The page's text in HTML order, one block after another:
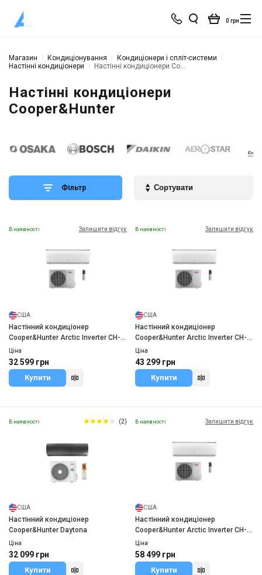
0 грн
Магазин Кондиціонування
Кондиціонери і спліт-системи
Настінні кондиціонери
Настінні кондиціонери Cooper&Hunter
Настінні кондиціонери
Cooper&Hunter
Фільтр
В наявності Залишити відгук
США
Настінний кондиціонер
Cooper&Hunter Arctic Inverter CH-
S12FTXLA2-NG
Ціна
32 599 грн
Купити
В наявності Залишити відгук
США
Настінний кондиціонер
Cooper&Hunter Arctic Inverter CH-
S18FTXLA2-NG WI-FI R32
Ціна
43 299 грн
Купити
В наявності (2)
США
Настінний кондиціонер
Cooper&Hunter Daytona
Ціна
32 099 грн
Купити
В наявності Залишити відгук
США
Настінний кондиціонер
Cooper&Hunter Arctic Inverter CH-
S24FTXLA2-NG WI-FI R32
Ціна
58 499 грн
Купити